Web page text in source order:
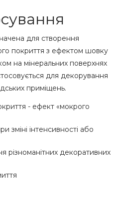
для створення
покриття з ефектом шовку
на мінеральних поверхнях
для декорування
приміщень.
- ефект «мокрого
зміні інтенсивності або
різноманітних декоративних